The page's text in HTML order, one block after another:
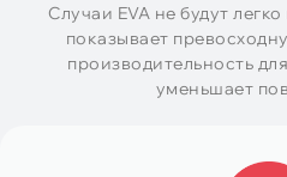
Случаи EVA не будут
показывает
производительность
уменьшает